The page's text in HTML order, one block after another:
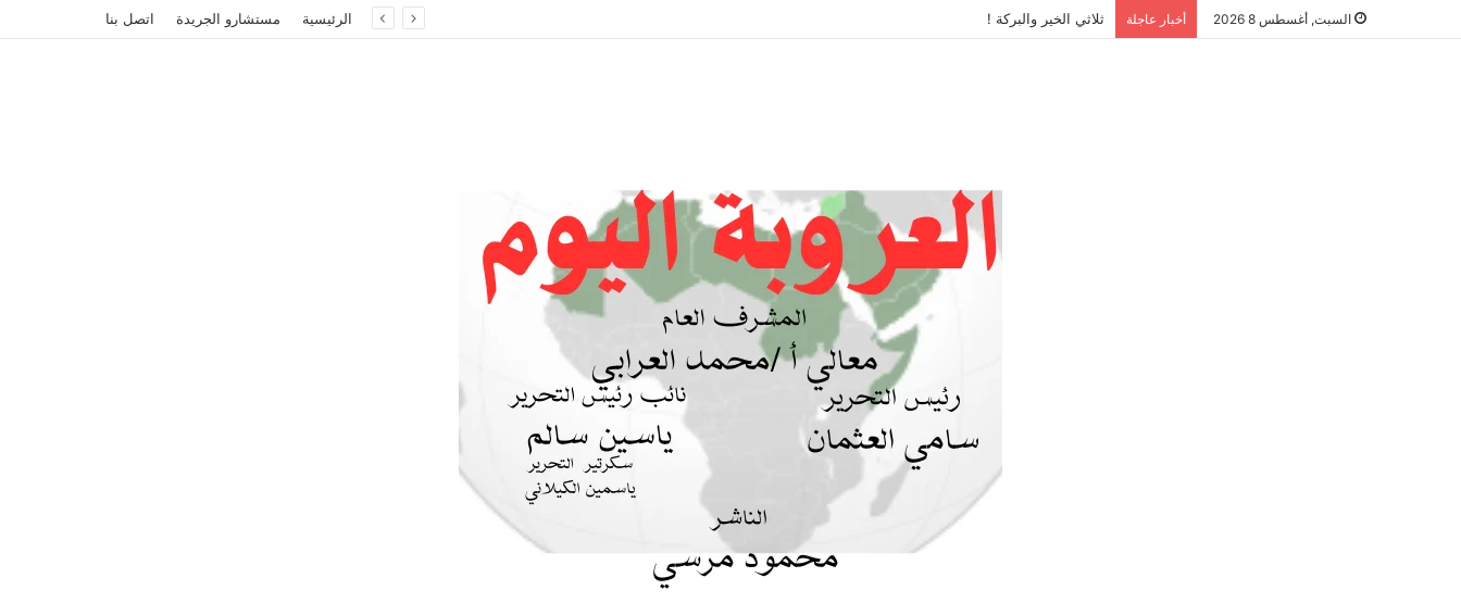
السبت, أغسطس 8 2026 أخبار عاجلة ثلاثي الخير والبركة ! الرئيسية مستشارو الجريدة اتصل بنا